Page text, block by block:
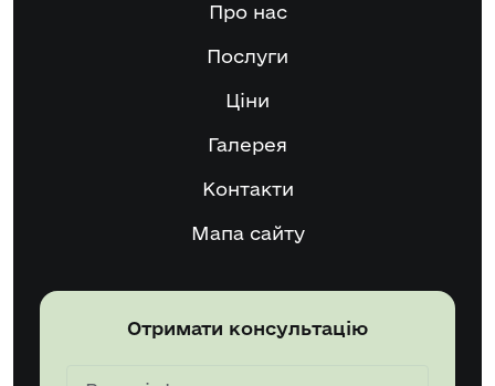
Про нас
Послуги
Ціни
Галерея
Контакти
Мапа сайту
Отримати консультацію